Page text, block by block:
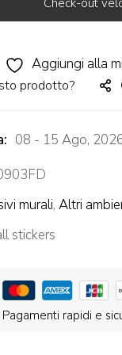
Check-out
Aggiungi alla
prodotto?
08 - 15 Ago,
murali, Altri
stickers
Pagamenti rapidi e